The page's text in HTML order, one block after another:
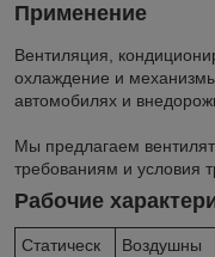
Применение
Вентиляция,
охлаждение и
автомобилях и
Мы предлагаем
требованиям и условия
Рабочие
Статическ
Воздушны